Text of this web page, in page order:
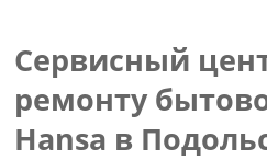
Сервисный
ремонту
Hansa в